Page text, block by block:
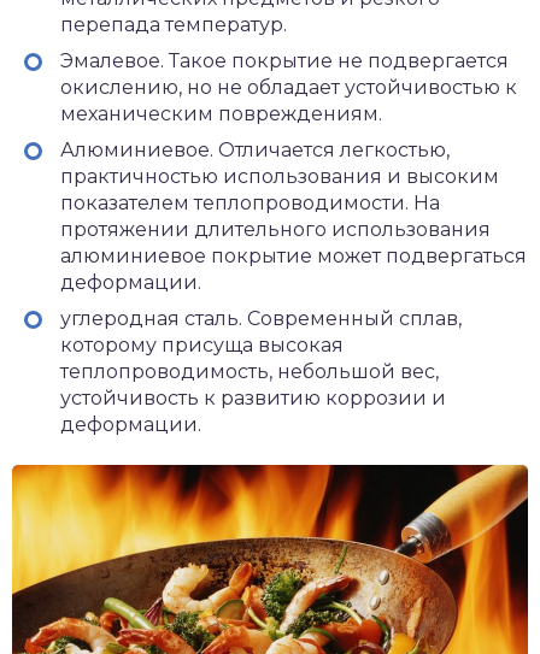
перепада температур.
Эмалевое. Такое покрытие не подвергается
окислению, но не обладает устойчивостью к
механическим повреждениям.
Алюминиевое. Отличается легкостью,
практичностью использования и высоким
показателем теплопроводимости. На
протяжении длительного использования
алюминиевое покрытие может подвергаться
деформации.
углеродная сталь. Современный сплав,
которому присуща высокая
теплопроводимость, небольшой вес,
устойчивость к развитию коррозии и
деформации.